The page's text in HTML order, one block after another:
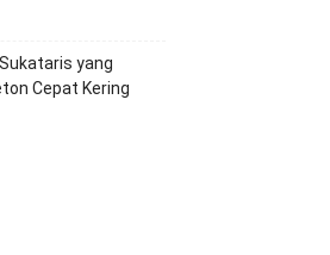
yang
Cepat Kering